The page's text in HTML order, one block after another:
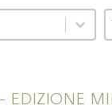
EDIZIONE